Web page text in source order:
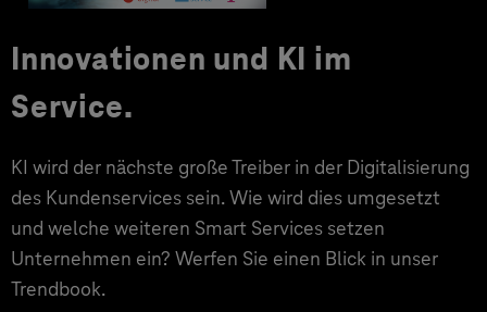
Innovationen und KI im
Service.
KI wird der nächste große Treiber in der Digitalisierung
des Kundenservices sein. Wie wird dies umgesetzt
und welche weiteren Smart Services setzen
Unternehmen ein? Werfen Sie einen Blick in unser
Trendbook.